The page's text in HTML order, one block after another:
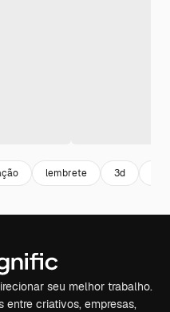
lembrete 3d
seu melhor trabalho.
entre criativos, empresas,